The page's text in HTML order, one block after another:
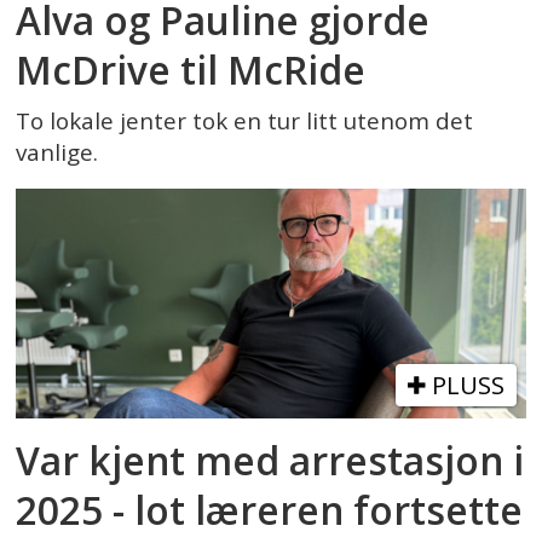
Alva og Pauline gjorde
McDrive til McRide
To lokale jenter tok en tur litt utenom det
vanlige.
PLUSS
Var kjent med arrestasjon i
2025 - lot læreren fortsette